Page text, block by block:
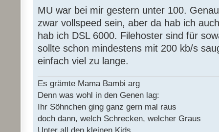
MU war bei mir gestern unter 100.
zwar vollspeed sein, aber da hab ich
hab ich DSL 6000. Filehoster sind für
sollte schon mindestens mit 200 kb/s
einfach viel zu lange.
Es grämte Mama Bambi arg
Denn was wohl in den Genen lag:
Ihr Söhnchen ging ganz gern mal raus
doch dann, welch Schrecken, welcher Graus
Unter all den kleinen Kids